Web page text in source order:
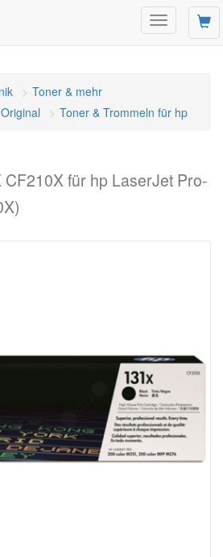
Navigation
umschalten
Toner & mehr
Toner & Trommeln für hp
CF210X für hp LaserJet Pro-